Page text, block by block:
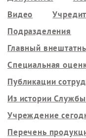
Видео
Подразделения
Главный
Специальная
Публикации
Из истории
Учреждение
Перечень